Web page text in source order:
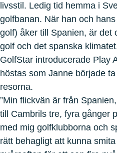
livsstil. Ledig tid hemma i
golfbanan. När han och
golf) åker till Spanien, är det
golf och det spanska
GolfStar introducerade Play
höstas som Janne började
resorna.
”Min flickvän är från
till Cambrils tre, fyra gånger
med mig golfklubborna och
rätt behagligt att kunna